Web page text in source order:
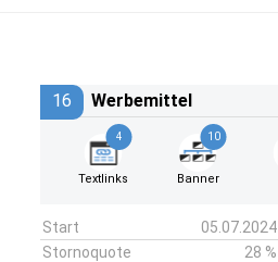
16 Werbemittel
4
Textlinks
10
Banner
Start
05.07.2024
Stornoquote
28 %